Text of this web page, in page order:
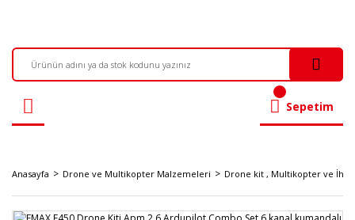
Sepetim
Anasayfa Drone ve Multikopter Malzemeleri Drone kit , Multikopter ve İha